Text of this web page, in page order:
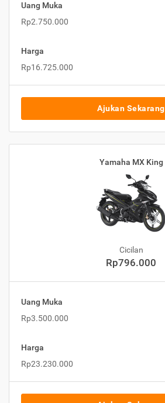
Uang Muka
Rp2.750.000
Harga
Rp16.725.000
Ajukan Sekarang
Yamaha MX King
Cicilan
Rp796.000
Uang Muka
Rp3.500.000
Harga
Rp23.230.000